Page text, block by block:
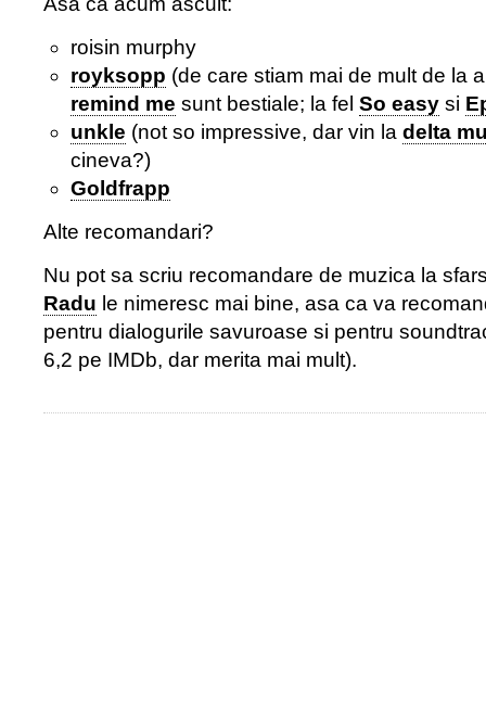
roisin murphy
royksopp (de care stiam mai de mult de la
remind me sunt bestiale; la fel So easy si
unkle (not so impressive, dar vin la delta
cineva?)
Goldfrapp
Alte recomandari?
Nu pot sa scriu recomandare de muzica la
Radu le nimeresc mai bine, asa ca va
pentru dialogurile savuroase si pentru
6,2 pe IMDb, dar merita mai mult).